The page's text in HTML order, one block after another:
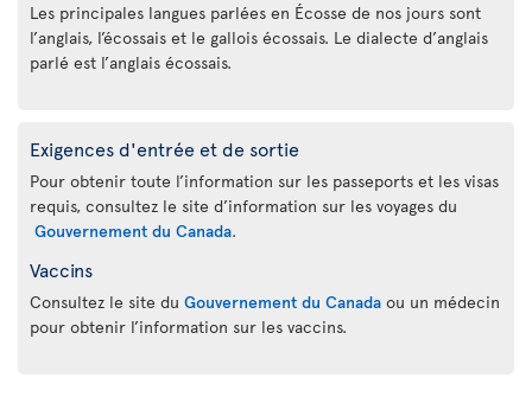
Les principales langues parlées en Écosse de nos jours sont
l’anglais, l’écossais et le gallois écossais. Le dialecte d’anglais
parlé est l’anglais écossais.
Exigences d'entrée et de sortie
Pour obtenir toute l’information sur les passeports et les visas
requis, consultez le site d’information sur les voyages du
Gouvernement du Canada.
Vaccins
Consultez le site du Gouvernement du Canada ou un médecin
pour obtenir l’information sur les vaccins.